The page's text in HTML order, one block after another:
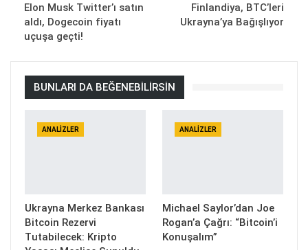
Elon Musk Twitter’ı satın
aldı, Dogecoin fiyatı
uçuşa geçti!
Finlandiya, BTC’leri
Ukrayna’ya Bağışlıyor
BUNLARI DA BEĞENEBILIRSIN
ANALIZLER
Ukrayna Merkez Bankası
Bitcoin Rezervi
Tutabilecek: Kripto
ANALIZLER
Michael Saylor’dan Joe
Rogan’a Çağrı: “Bitcoin’i
Konuşalım”